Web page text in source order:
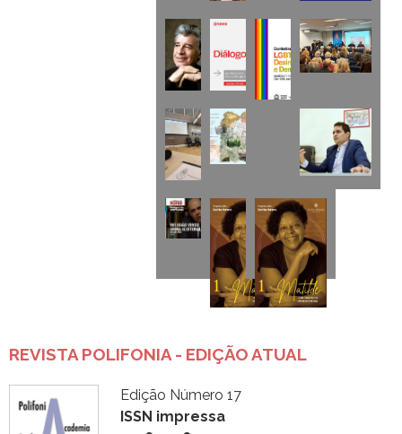
REVISTA POLIFONIA - EDIÇÃO ATUAL
Edição Número 17
ISSN impressa